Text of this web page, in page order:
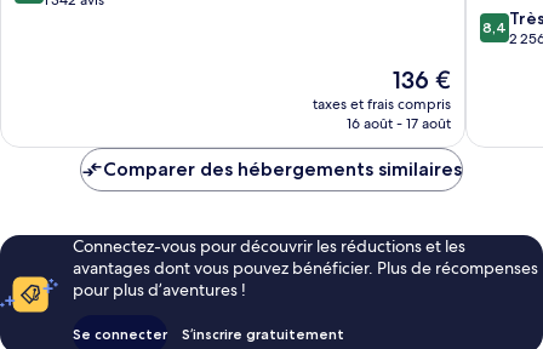
Le
nouveau
prix
de
136 €
taxes et frais compris
16 août - 17 août
8.4
sur
8,4
2
Comparer des hébergements similaires
Connectez-vous pour découvrir les réductions et les
avantages dont vous pouvez bénéficier. Plus de récompenses
pour plus d’aventures !
Se connecter S’inscrire gratuitement